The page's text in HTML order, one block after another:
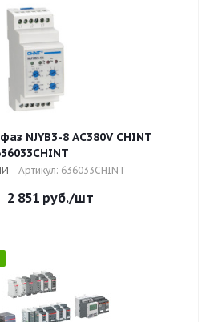
NJYB3-8 AC380V CHINT
Артикул: 636033CHINT
2 851 руб./шт